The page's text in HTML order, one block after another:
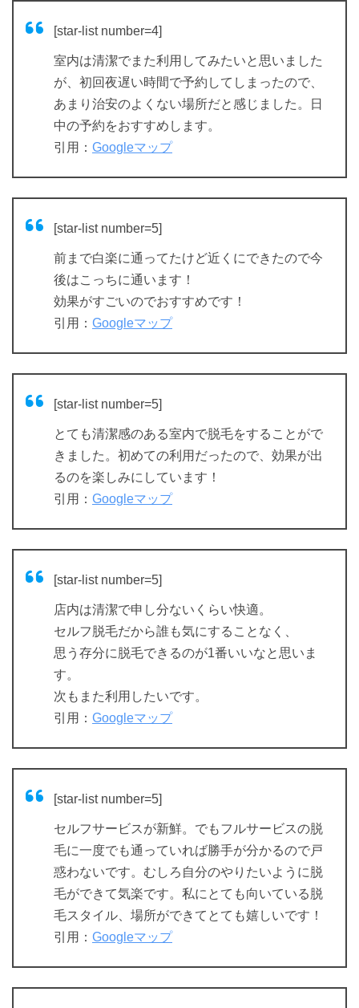
[star-list number=4]
室内は清潔でまた利用してみたいと思いました
が、初回夜遅い時間で予約してしまったので、
あまり治安のよくない場所だと感じました。日
中の予約をおすすめします。
引用： Googleマップ
[star-list number=5]
前まで白楽に通ってたけど近くにできたので今
後はこっちに通います！
効果がすごいのでおすすめです！
引用： Googleマップ
[star-list number=5]
とても清潔感のある室内で脱毛をすることがで
きました。初めての利用だったので、効果が出
るのを楽しみにしています！
引用： Googleマップ
[star-list number=5]
店内は清潔で申し分ないくらい快適。
セルフ脱毛だから誰も気にすることなく、
思う存分に脱毛できるのが1番いいなと思いま
す。
次もまた利用したいです。
引用： Googleマップ
[star-list number=5]
セルフサービスが新鮮。でもフルサービスの脱
毛に一度でも通っていれば勝手が分かるので戸
惑わないです。むしろ自分のやりたいように脱
毛ができて気楽です。私にとても向いている脱
毛スタイル、場所ができてとても嬉しいです！
引用： Googleマップ